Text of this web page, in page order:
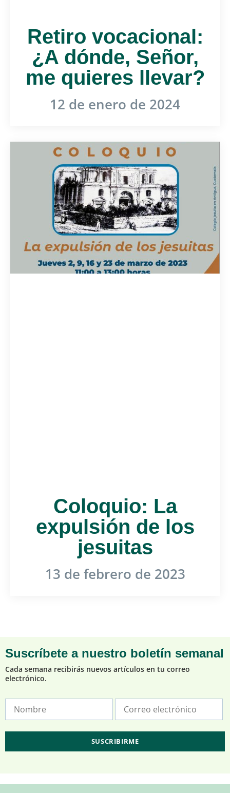
Retiro vocacional:
¿A dónde, Señor,
me quieres llevar?
12 de enero de 2024
Coloquio: La
expulsión de los
jesuitas
13 de febrero de 2023
Suscríbete a nuestro boletín semanal
Cada semana recibirás nuevos artículos en tu correo
electrónico.